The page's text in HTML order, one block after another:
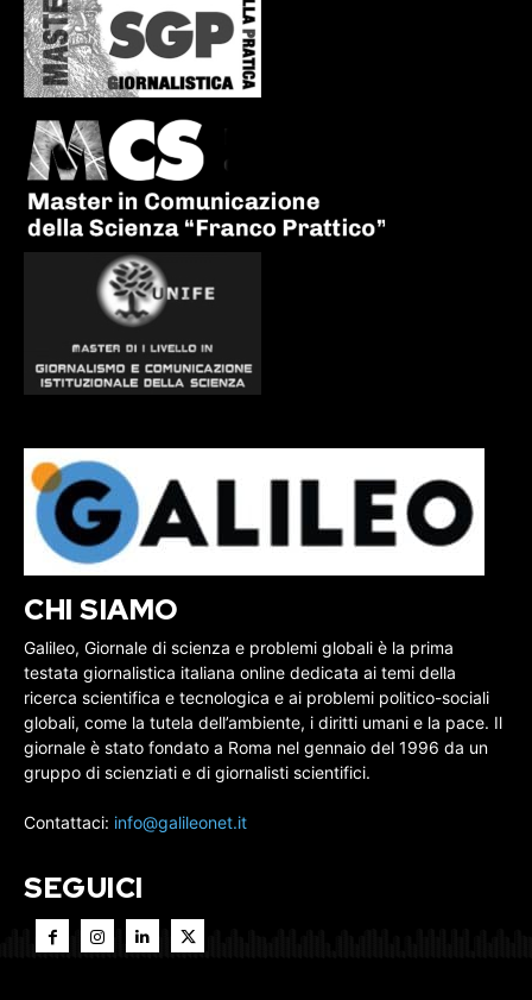
CHI SIAMO
Galileo, Giornale di scienza e problemi globali è la prima
testata giornalistica italiana online dedicata ai temi della
ricerca scientifica e tecnologica e ai problemi politico-sociali
globali, come la tutela dell’ambiente, i diritti umani e la pace. Il
giornale è stato fondato a Roma nel gennaio del 1996 da un
gruppo di scienziati e di giornalisti scientifici.
Contattaci: info@galileonet.it
SEGUICI